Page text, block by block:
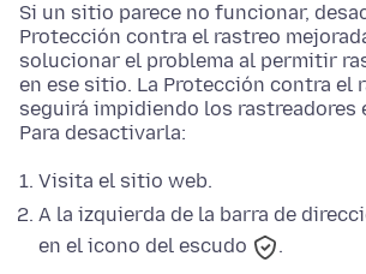
Si un sitio parece no funcionar,
Protección contra el rastreo
solucionar el problema al permitir
en ese sitio. La Protección contra el
seguirá impidiendo los rastreadores
Para desactivarla:
Visita el sitio web.
A la izquierda de la barra de
en el icono del escudo
.